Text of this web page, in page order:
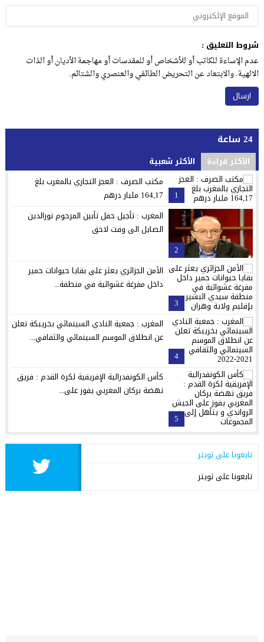
شروط التعليق :
عدم الإساءة للكاتب أو للأشخاص أو للمقدسات أو مهاجمة الأديان أو الذات
الالهية. والابتعاد عن التحريض الطائفي والعنصري والشتائم.
24 ساعة
الأكثر قراءة الأكثر شعبية
1
مكتب الصرف : العجز التجاري بالمغرب بلغ
164,17 مليار درهم
2
المغرب : تأجيل حفل تأبين المرحوم نورالدين
الصايل الى وقت لاحق
3
الأمن الجزائري يعثر على بقايا حيوانات حمير
داخل مفرغة عشوائية في منطقة...
4
المغرب : جمعية النادي السينمائي بخريبكة تعلن
عن انطلاق الموسم السينمائي والثقافي...
5
كأس الكونفدرالية الإفريقية لكرة القدم : فريق
نهضة بركان المغربي يفوز على...
تابعونا على تويتر
تابعونا على تويتر